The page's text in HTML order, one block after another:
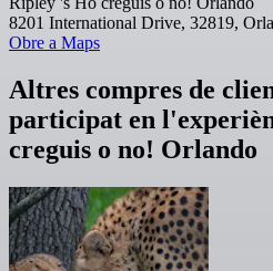
8201 International Drive, 32819,
Obre a Maps
Altres compres de
participat en
creguis o no! Orlando